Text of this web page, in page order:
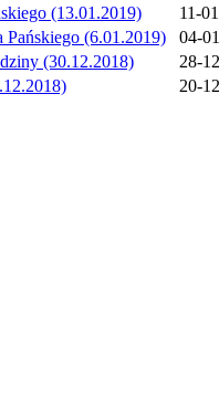
(13.01.2019)
11-
(6.01.2019)
04-
(30.12.2018)
28-
20-